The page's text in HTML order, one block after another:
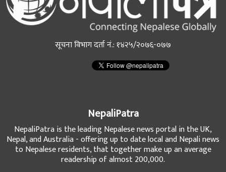
सूचना विभाग दर्ता नं.: १४२५/२०७६-०७७
NepaliPatra
NepaliPatra is the leading Nepalese news portal in the UK,
Nepal, and Australia - offering up to date local and Nepali news
to Nepalese residents, that together make up an average
readership of almost 200,000.